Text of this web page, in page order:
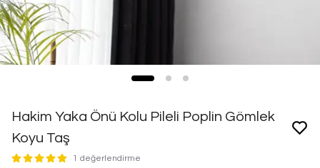
Hakim Yaka Önü Kolu Pileli Poplin Gömlek
Koyu Taş
1 değerlendirme